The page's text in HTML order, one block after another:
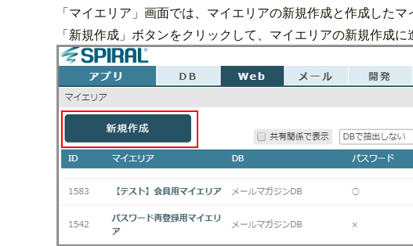
「マイエリア」画面では、マイエリアの新規作成と作成した
「新規作成」ボタンをクリックして、マイエリアの新規作成に